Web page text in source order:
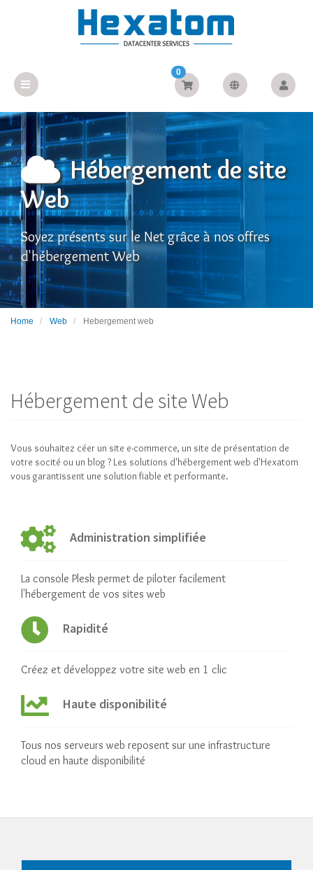
0
Hébergement de site
Web
Soyez présents sur le Net grâce à nos offres
d'hébergement Web
Home Web Hebergement web
Hébergement de site Web
Vous souhaitez céer un site e-commerce, un site de présentation de
votre socité ou un blog ? Les solutions d'hébergement web d'Hexatom
vous garantissent une solution fiable et performante.
Administration simplifiée
La console Plesk permet de piloter facilement
l'hébergement de vos sites web
Rapidité
Créez et développez votre site web en 1 clic
Haute disponibilité
Tous nos serveurs web reposent sur une infrastructure
cloud en haute disponibilité